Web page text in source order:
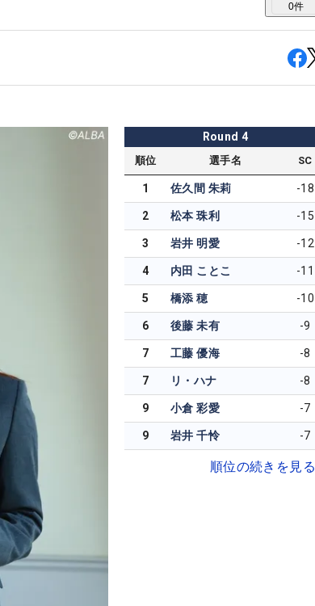
0件
Round 4
順位 選手名 SC
1 佐久間 朱莉 -18
2 松本 珠利 -15
3 岩井 明愛 -12
4 内田 ことこ -11
5 橋添 穂 -10
6 後藤 未有 -9
7 工藤 優海 -8
7 リ・ハナ -8
9 小倉 彩愛 -7
9 岩井 千怜 -7
順位の続きを見る